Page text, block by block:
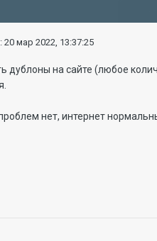
20 мар 2022, 13:37:25
дублоны на сайте (любое
нет, интернет